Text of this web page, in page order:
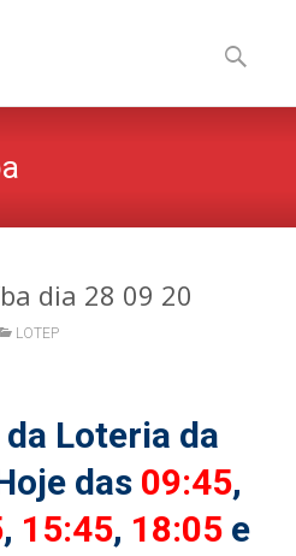
to
content
por:
dia 28 09 20
LOTEP
Loteria da
das 09:45,
, 15:45, 18:05 e